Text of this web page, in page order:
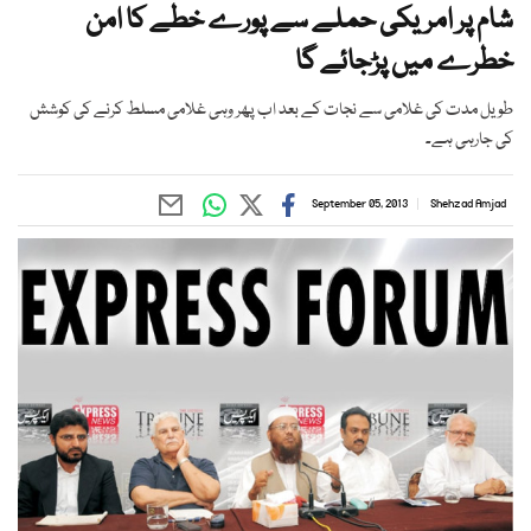
شام پر امریکی حملے سے پورے خطے کا امن
خطرے میں پڑجائے گا
طویل مدت کی غلامی سے نجات کے بعد اب پھر وہی غلامی مسلط کرنے کی کوشش
کی جارہی ہے۔
Shehzad Amjad
September 05, 2013